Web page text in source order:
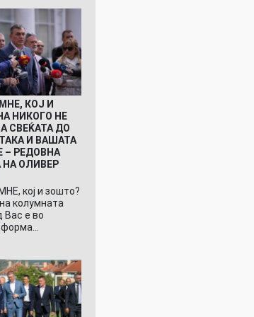
КОЈ И
НИКОГО НЕ
СВЕЌАТА ДО
И ВАШАТА
– РЕДОВНА
ОЛИВЕР
кој и зошто?
колумната
Вас е во